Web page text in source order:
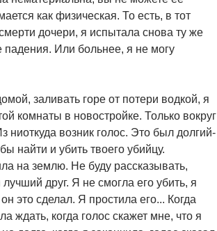
как физическая. То есть, в тот
дочери, я испытала снова ту же
падения. Или больнее, я не могу
заливать горе от потери водкой, я
комнаты в новостройке. Только вокруг
возник голос. Это был долгий-
найти и убить твоего убийцу.
на землю. Не буду рассказывать,
друг. Я не смогла его убить, я
это сделал. Я простила его... Когда
ждать, когда голос скажет мне, что я